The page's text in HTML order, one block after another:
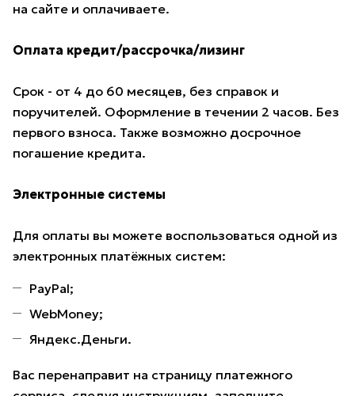
на сайте и оплачиваете.
Оплата кредит/рассрочка/лизинг
Срок - от 4 до 60 месяцев, без справок и
поручителей. Оформление в течении 2 часов. Без
первого взноса. Также возможно досрочное
погашение кредита.
Электронные системы
Для оплаты вы можете воспользоваться одной из
электронных платёжных систем:
PayPal;
WebMoney;
Яндекс.Деньги.
Вас перенаправит на страницу платежного